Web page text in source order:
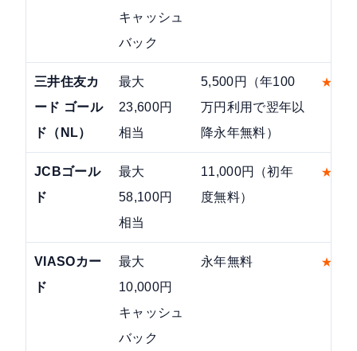
キャッシュ
バック
三井住友カ
ード ゴール
ド（NL）
最大
23,600円
相当
5,500円（年100
万円利用で翌年以
降永年無料）
★
JCBゴール
ド
最大
58,100円
相当
11,000円（初年
度無料）
★
VIASOカー
ド
最大
10,000円
キャッシュ
バック
永年無料 ★